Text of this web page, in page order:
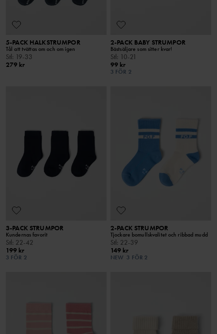
5-PACK HALKSTRUMPOR
Tål att tvättas om och om igen
Stl: 19-33
279 kr
2-PACK BABY STRUMPOR
Bästsäljare som sitter kvar!
Stl: 10-21
99 kr
3 FÖR 2
3-PACK STRUMPOR
Kundernas favorit
Stl : 22-42
199 kr
3 FÖR 2
2-PACK STRUMPOR
Tjockare bomullskvalitet och ribbad mudd
Stl : 22-39
149 kr
NEW 3 FÖR 2